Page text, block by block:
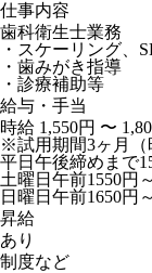
仕事内容
歯科衛生士業務
・スケーリング、
・歯みがき指導
・診療補助等
給与・手当
時給 1,550円 〜
※試用期間3ヶ月（
平日午後締めまで
土曜日午前1550円
日曜日午前1650円
昇給
あり
制度など